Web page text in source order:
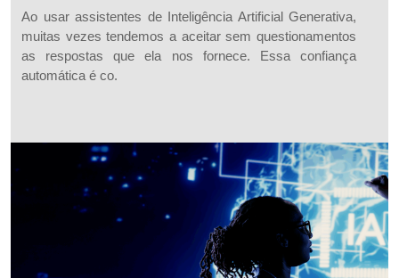
Ao usar assistentes de Inteligência Artificial Generativa,
muitas vezes tendemos a aceitar sem questionamentos
as respostas que ela nos fornece. Essa confiança
automática é co.